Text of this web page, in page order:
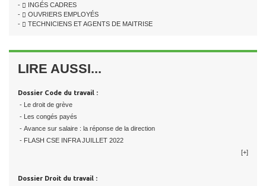
-
INGÉS CADRES
-
OUVRIERS EMPLOYÉS
-
TECHNICIENS ET AGENTS DE MAITRISE
LIRE AUSSI...
Dossier Code du travail :
- Le droit de grève
- Les congés payés
- Avance sur salaire : la réponse de la direction
- FLASH CSE INFRA JUILLET 2022
[+]
Dossier Droit du travail :